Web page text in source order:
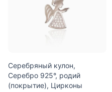
Серебряный кулон,
Серебро 925°, родий
(покрытие), Цирконы